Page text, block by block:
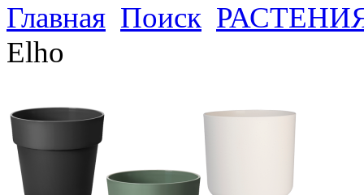
Главная Поиск
Elho